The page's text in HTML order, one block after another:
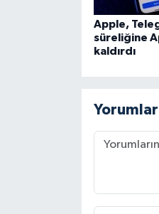
Apple,
süreliğine
kaldırdı
Yorumlar
Isparta Müftülüğü
İstanbul Müftülüğü
Karaman Müftülüğü